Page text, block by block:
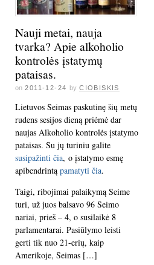
Nauji metai, nauja
tvarka? Apie alkoholio
kontrolės įstatymų
pataisas.
on 2011-12-24 by CIOBISKIS
Lietuvos Seimas paskutinę šių metų
rudens sesijos dieną priėmė dar
naujas Alkoholio kontrolės įstatymo
pataisas. Su jų turiniu galite
susipažinti čia, o įstatymo esmę
apibendrintą pamatyti čia.
Taigi, ribojimai palaikymą Seime
turi, už juos balsavo 96 Seimo
nariai, prieš – 4, o susilaikė 8
parlamentarai. Pasiūlymo leisti
gerti tik nuo 21-erių, kaip
Amerikoje, Seimas […]